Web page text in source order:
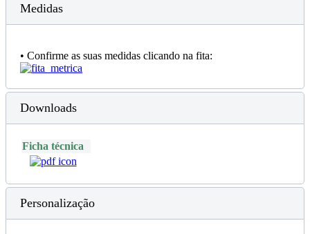
Medidas
• Confirme as suas medidas clicando na fita:
Downloads
Ficha técnica
Personalização